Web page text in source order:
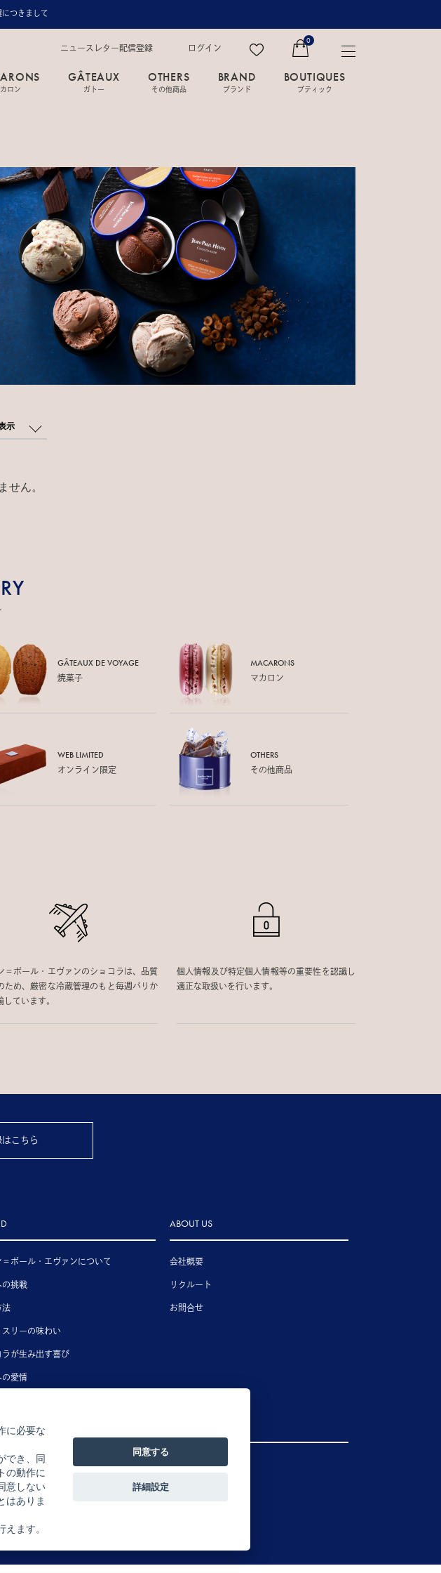
つきまして
ニュースレター配信登録 ログイン
0
ロン
GÂTEAUX
ガトー
OTHERS
その他商品
BRAND
ブランド
BOUTIQUES
ブティック
示
せん。
GÂTEAUX DEVOYAGE
焼菓子
MACARONS
マカロン
WEB LIMITED
オンライン限定
OTHERS
その他商品
＝ポール・エヴァンのショコラは、品質
ため、厳密な冷蔵管理のもと毎週パリか
しています。
個人情報及び特定個人情報等の重要性を認識し
適正な取扱いを行います。
こちら
＝ポール・エヴァンについて
挑戦
法
リーの味わい
ラが生み出す喜び
の愛情
ABOUT US
会社概要
リクルート
お問合せ
デルセン店
島店
その他海外店舗
に必要な
でき、同
の動作に
意しない
はありま
ます。
同意する
詳細設定